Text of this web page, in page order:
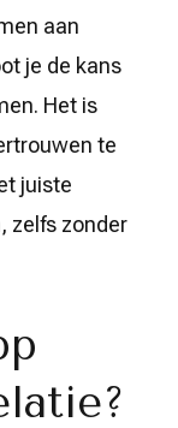
aan
je de kans
Het is
te
juiste
zelfs zonder